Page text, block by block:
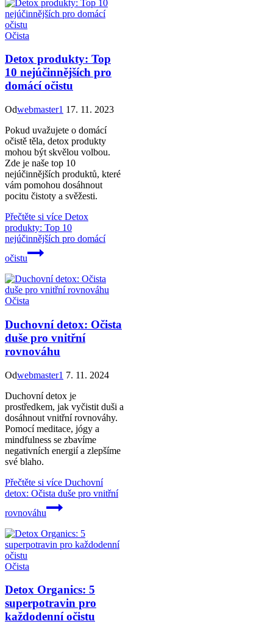
Očista
Detox produkty: Top
10 nejúčinnějších pro
domácí očistu
Odwebmaster1 17. 11. 2023
Pokud uvažujete o domácí
očistě těla, detox produkty
mohou být skvělou volbou.
Zde je naše top 10
nejúčinnějších produktů, které
vám pomohou dosáhnout
pocitu čistoty a svěžesti.
Přečtěte si více Detox
produkty: Top 10
nejúčinnějších pro domácí
očistu
Očista
Duchovní detox: Očista
duše pro vnitřní
rovnováhu
Odwebmaster1 7. 11. 2024
Duchovní detox je
prostředkem, jak vyčistit duši a
dosáhnout vnitřní rovnováhy.
Pomocí meditace, jógy a
mindfulness se zbavíme
negativních energií a zlepšíme
své blaho.
Přečtěte si více Duchovní
detox: Očista duše pro vnitřní
rovnováhu
Očista
Detox Organics: 5
superpotravin pro
každodenní očistu